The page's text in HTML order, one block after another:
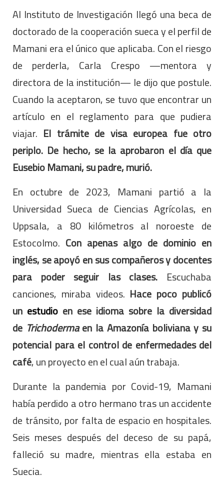
Al Instituto de Investigación llegó una beca de
doctorado de la cooperación sueca y el perfil de
Mamani era el único que aplicaba. Con el riesgo
de perderla, Carla Crespo —mentora y
directora de la institución— le dijo que postule.
Cuando la aceptaron, se tuvo que encontrar un
artículo en el reglamento para que pudiera
viajar. El trámite de visa europea fue otro
periplo. De hecho, se la aprobaron el día que
Eusebio Mamani, su padre, murió.
En octubre de 2023, Mamani partió a la
Universidad Sueca de Ciencias Agrícolas, en
Uppsala, a 80 kilómetros al noroeste de
Estocolmo. Con apenas algo de dominio en
inglés, se apoyó en sus compañeros y docentes
para poder seguir las clases. Escuchaba
canciones, miraba videos. Hace poco publicó
un estudio en ese idioma sobre la diversidad
de Trichodermaen la Amazonía boliviana y su
potencial para el control de enfermedades del
café, un proyecto en el cual aún trabaja.
Durante la pandemia por Covid-19, Mamani
había perdido a otro hermano tras un accidente
de tránsito, por falta de espacio en hospitales.
Seis meses después del deceso de su papá,
falleció su madre, mientras ella estaba en
Suecia.